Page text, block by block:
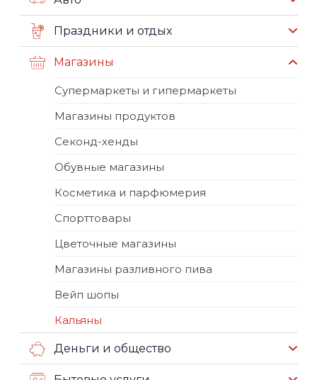
Праздники и отдых
Магазины
Супермаркеты и гипермаркеты
Магазины продуктов
Секонд-хенды
Обувные магазины
Косметика и парфюмерия
Спорттовары
Цветочные магазины
Магазины разливного пива
Вейп шопы
Кальяны
Деньги и общество